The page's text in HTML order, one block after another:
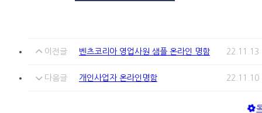
이전글 벤츠코리아 영업사원 샘플 온라인 명함 22.11.13
다음글 개인사업자 온라인명함 22.11.10